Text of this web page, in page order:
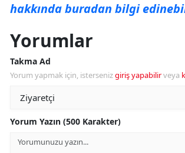
hakkında buradan bilgi
Yorumlar
Takma Ad
Yorum yapmak için, istersenizgiriş yapabilirveya
Yorum Yazın (500 Karakter)